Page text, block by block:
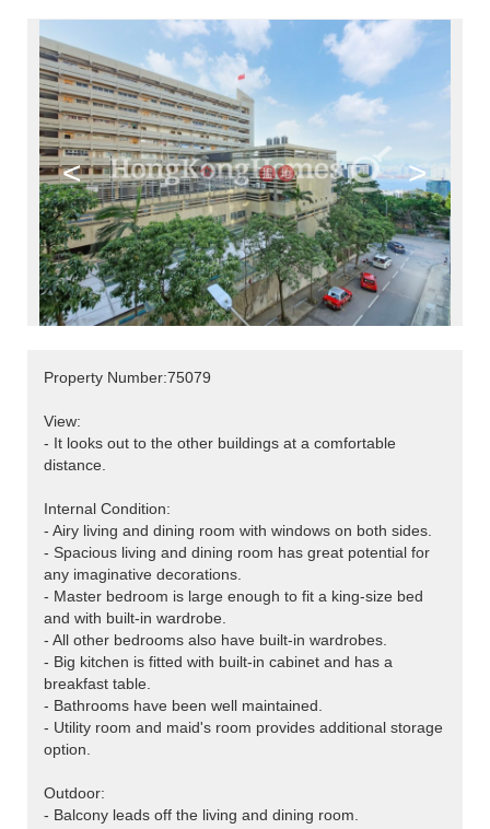
< >
Property Number:75079
View:
- It looks out to the other buildings at a comfortable
distance.
Internal Condition:
- Airy living and dining room with windows on both sides.
- Spacious living and dining room has great potential for
any imaginative decorations.
- Master bedroom is large enough to fit a king-size bed
and with built-in wardrobe.
- All other bedrooms also have built-in wardrobes.
- Big kitchen is fitted with built-in cabinet and has a
breakfast table.
- Bathrooms have been well maintained.
- Utility room and maid's room provides additional storage
option.
Outdoor:
- Balcony leads off the living and dining room.